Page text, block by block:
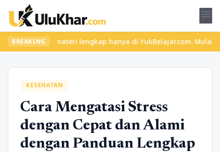
menu
BREAKING
materi lengkap hanya di YukBelajar.com. Mulai langkah
KESEHATAN
Cara Mengatasi Stress
dengan Cepat dan Alami
dengan Panduan Lengkap